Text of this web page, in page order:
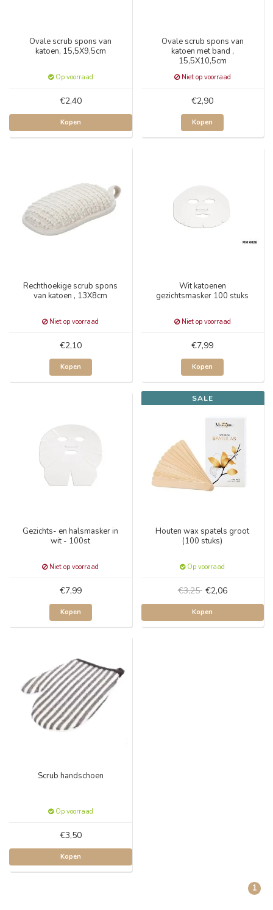
Ovale scrub spons van
katoen, 15,5X9,5cm
Op voorraad
€2,40
Kopen
Ovale scrub spons van
katoen met band ,
15,5X10,5cm
Niet op voorraad
€2,90
Kopen
Rechthoekige scrub spons
van katoen , 13X8cm
Niet op voorraad
€2,10
Kopen
Wit katoenen
gezichtsmasker 100 stuks
Niet op voorraad
€7,99
Kopen
Gezichts- en halsmasker in
wit - 100st
Niet op voorraad
€7,99
Kopen
SALE
Houten wax spatels groot
(100 stuks)
Op voorraad
€3,25 €2,06
Kopen
Scrub handschoen
Op voorraad
€3,50
Kopen
1